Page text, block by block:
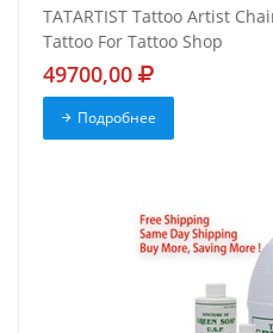
TATARTIST Tattoo Artist
Tattoo For Tattoo Shop
49700,00
Подробнее